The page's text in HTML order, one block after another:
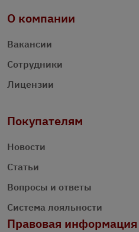
О компании
Вакансии
Сотрудники
Лицензии
Покупателям
Новости
Статьи
Вопросы и ответы
Система лояльности
Правовая информация